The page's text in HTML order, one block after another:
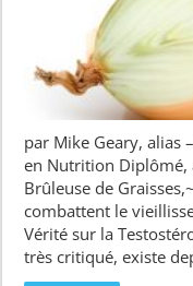
par Mike Geary, alias
en Nutrition Diplômé,
Brûleuse de
combattent le
Vérité sur la
très critiqué, existe